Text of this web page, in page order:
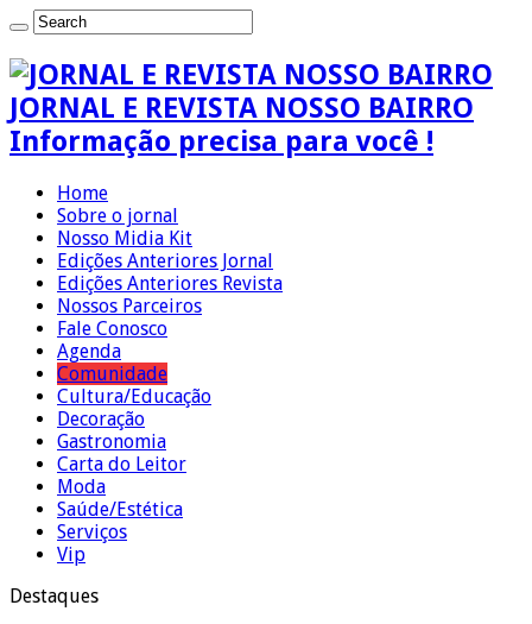
JORNAL E REVISTA NOSSO BAIRRO
Informação precisa para você !
Home
Sobre o jornal
Nosso Midia Kit
Edições Anteriores Jornal
Edições Anteriores Revista
Nossos Parceiros
Fale Conosco
Agenda
Comunidade
Cultura/Educação
Decoração
Gastronomia
Carta do Leitor
Moda
Saúde/Estética
Serviços
Vip
Destaques